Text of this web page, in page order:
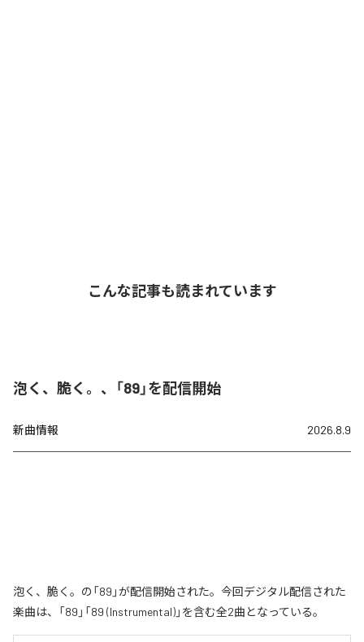
こんな記事も読まれています
泡く、脆く。、「89」を配信開始
新曲情報 2026.8.9
泡く、脆く。の「89」が配信開始された。今回デジタル配信された
楽曲は、「89」「89 (Instrumental)」を含む全2曲となっている。